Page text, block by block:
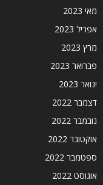
מאי 2023
אפריל 2023
מרץ 2023
פברואר 2023
ינואר 2023
דצמבר 2022
נובמבר 2022
אוקטובר 2022
ספטמבר 2022
אוגוסט 2022